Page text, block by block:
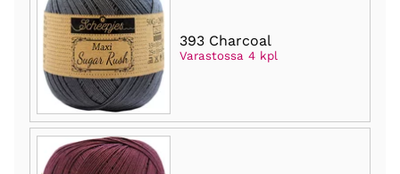
393 Charcoal
Varastossa 4 kpl